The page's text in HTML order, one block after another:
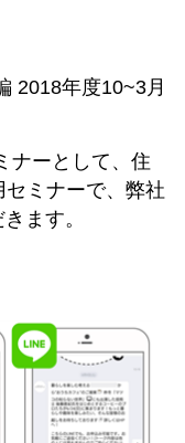
2018年度10~3月
ナーとして、住
ミナーで、弊社
ます。